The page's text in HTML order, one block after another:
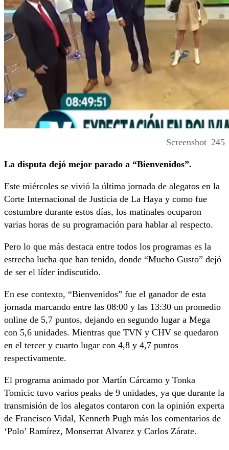
Screenshot_245
La disputa dejó mejor parado a “Bienvenidos”.
Este miércoles se vivió la última jornada de alegatos en la
Corte Internacional de Justicia de La Haya y como fue
costumbre durante estos días, los matinales ocuparon
varias horas de su programación para hablar al respecto.
Pero lo que más destaca entre todos los programas es la
estrecha lucha que han tenido, donde “Mucho Gusto” dejó
de ser el líder indiscutido.
En ese contexto, “Bienvenidos” fue el ganador de esta
jornada marcando entre las 08:00 y las 13:30 un promedio
online de 5,7 puntos, dejando en segundo lugar a Mega
con 5,6 unidades. Mientras que TVN y CHV se quedaron
en el tercer y cuarto lugar con 4,8 y 4,7 puntos
respectivamente.
El programa animado por Martín Cárcamo y Tonka
Tomicic tuvo varios peaks de 9 unidades, ya que durante la
transmisión de los alegatos contaron con la opinión experta
de Francisco Vidal, Kenneth Pugh más los comentarios de
‘Polo’ Ramírez, Monserrat Alvarez y Carlos Zárate.